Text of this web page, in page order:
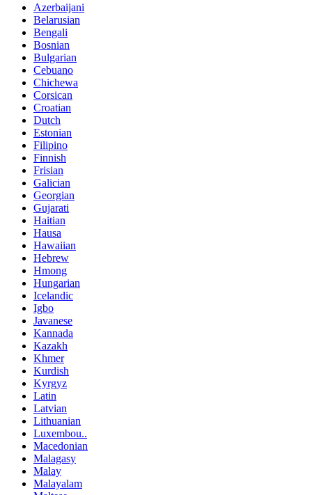
Azerbaijani
Belarusian
Bengali
Bosnian
Bulgarian
Cebuano
Chichewa
Corsican
Croatian
Dutch
Estonian
Filipino
Finnish
Frisian
Galician
Georgian
Gujarati
Haitian
Hausa
Hawaiian
Hebrew
Hmong
Hungarian
Icelandic
Igbo
Javanese
Kannada
Kazakh
Khmer
Kurdish
Kyrgyz
Latin
Latvian
Lithuanian
Luxembou..
Macedonian
Malagasy
Malay
Malayalam